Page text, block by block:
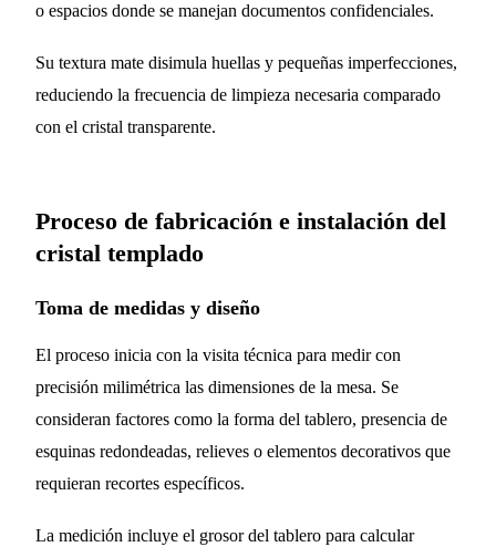
o espacios donde se manejan documentos confidenciales.
Su textura mate disimula huellas y pequeñas imperfecciones,
reduciendo la frecuencia de limpieza necesaria comparado
con el cristal transparente.
Proceso de fabricación e instalación del
cristal templado
Toma de medidas y diseño
El proceso inicia con la visita técnica para medir con
precisión milimétrica las dimensiones de la mesa. Se
consideran factores como la forma del tablero, presencia de
esquinas redondeadas, relieves o elementos decorativos que
requieran recortes específicos.
La medición incluye el grosor del tablero para calcular